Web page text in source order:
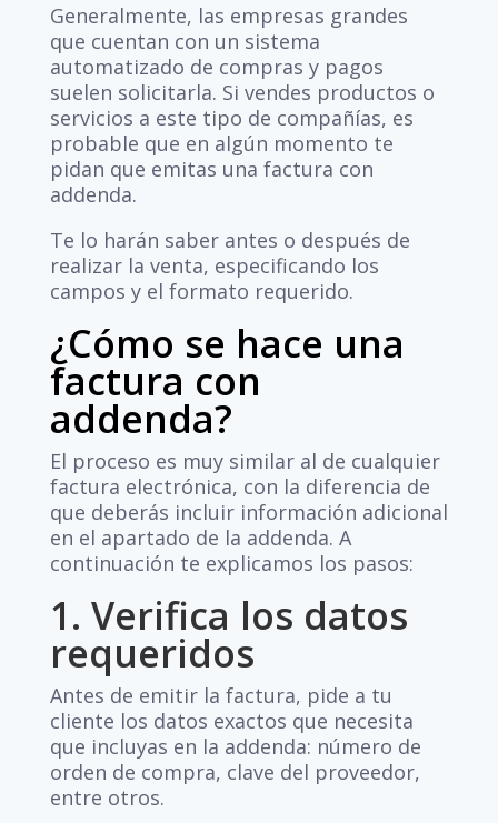
Generalmente, las empresas grandes
que cuentan con un sistema
automatizado de compras y pagos
suelen solicitarla. Si vendes productos o
servicios a este tipo de compañías, es
probable que en algún momento te
pidan que emitas una factura con
addenda.
Te lo harán saber antes o después de
realizar la venta, especificando los
campos y el formato requerido.
¿Cómo se hace una
factura con
addenda?
El proceso es muy similar al de cualquier
factura electrónica, con la diferencia de
que deberás incluir información adicional
en el apartado de la addenda. A
continuación te explicamos los pasos:
1. Verifica los datos
requeridos
Antes de emitir la factura, pide a tu
cliente los datos exactos que necesita
que incluyas en la addenda: número de
orden de compra, clave del proveedor,
entre otros.